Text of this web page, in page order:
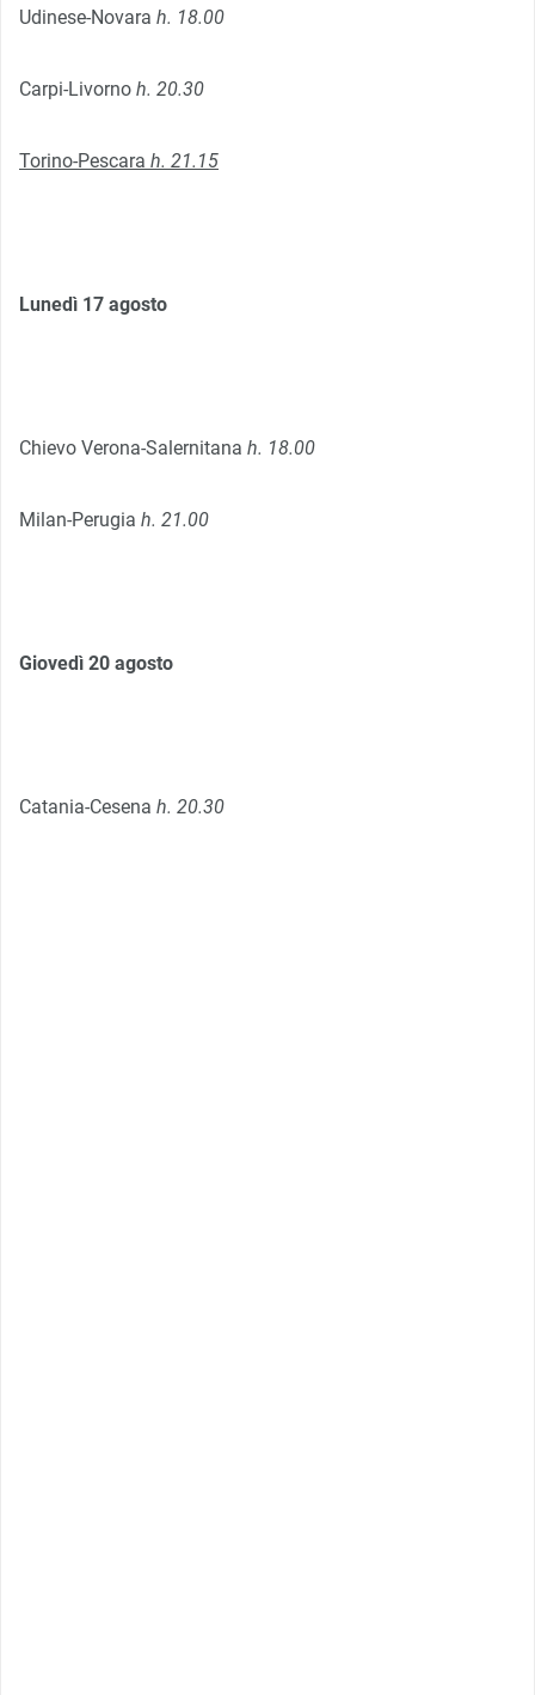
Udinese-Novara h. 18.00
Carpi-Livorno h. 20.30
Torino-Pescara h. 21.15
Lunedì 17 agosto
Chievo Verona-Salernitana h. 18.00
Milan-Perugia h. 21.00
Giovedì 20 agosto
Catania-Cesena h. 20.30